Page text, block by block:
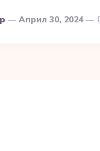
Април 30, 2024